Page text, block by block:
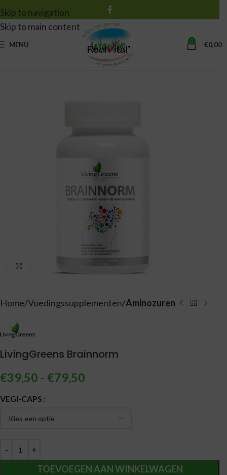
Skip to navigation
Skip to main content
MENU 0 €0,00
Home Voedingssupplementen Aminozuren
LivingGreens Brainnorm
€39,50 - €79,50
VEGI-CAPS
TOEVOEGEN AAN WINKELWAGEN
Alternative: